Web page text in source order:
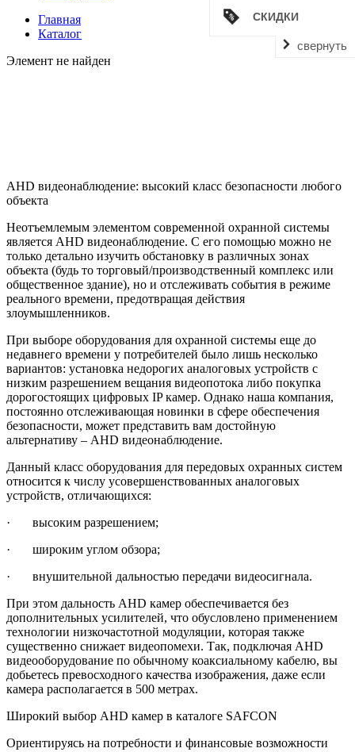
СКИДКИ
свернуть
Главная
Каталог
Элемент не найден
AHD видеонаблюдение: высокий класс безопасности любого
объекта
Неотъемлемым элементом современной охранной системы
является AHD видеонаблюдение. С его помощью можно не
только детально изучить обстановку в различных зонах
объекта (будь то торговый/производственный комплекс или
общественное здание), но и отслеживать события в режиме
реального времени, предотвращая действия
злоумышленников.
При выборе оборудования для охранной системы еще до
недавнего времени у потребителей было лишь несколько
вариантов: установка недорогих аналоговых устройств с
низким разрешением вещания видеопотока либо покупка
дорогостоящих цифровых IP камер. Однако наша компания,
постоянно отслеживающая новинки в сфере обеспечения
безопасности, может представить вам достойную
альтернативу – AHD видеонаблюдение.
Данный класс оборудования для передовых охранных систем
относится к числу усовершенствованных аналоговых
устройств, отличающихся:
· высоким разрешением;
· широким углом обзора;
· внушительной дальностью передачи видеосигнала.
При этом дальность AHD камер обеспечивается без
дополнительных усилителей, что обусловлено применением
технологии низкочастотной модуляции, которая также
существенно снижает видеопомехи. Так, подключая AHD
видеооборудование по обычному коаксиальному кабелю, вы
добьетесь превосходного качества изображения, даже если
камера располагается в 500 метрах.
Широкий выбор AHD камер в каталоге SAFCON
Ориентируясь на потребности и финансовые возможности